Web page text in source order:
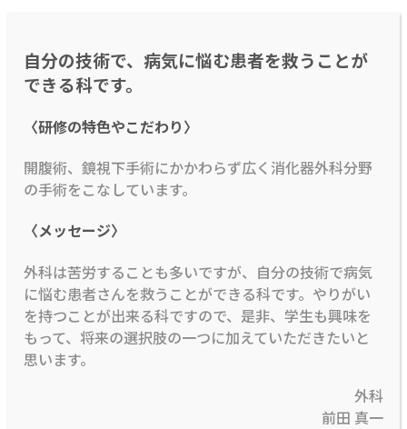
自分の技術で、病気に悩む患者を救うことが
できる科です。
〈研修の特色やこだわり〉
開腹術、鏡視下手術にかかわらず広く消化器外科分野
の手術をこなしています。
〈メッセージ〉
外科は苦労することも多いですが、自分の技術で病気
に悩む患者さんを救うことができる科です。やりがい
を持つことが出来る科ですので、是非、学生も興味を
もって、将来の選択肢の一つに加えていただきたいと
思います。
外科
前田 真一